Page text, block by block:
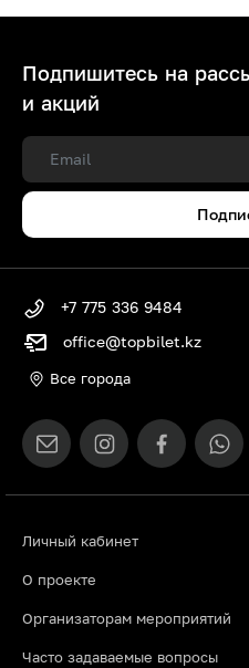
Подпишитесь на
и акций
Личный кабинет
О проекте
Организаторам мероприятий
Часто задаваемые вопросы
+7 775 336 9484
office@topbilet.kz
Все города